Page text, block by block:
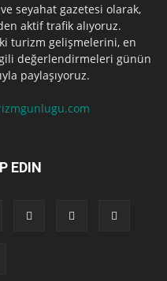
seyahat gazetesi olarak,
aktif trafik alıyoruz.
turizm gelişmelerini, en
değerlendirmeleri günün
paylaşıyoruz.
EDIN